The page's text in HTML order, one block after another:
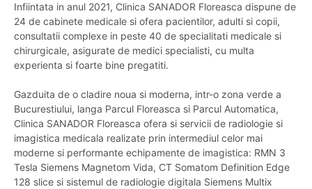
Infiintata in anul 2021, Clinica SANADOR Floreasca dispune de
24 de cabinete medicale si ofera pacientilor, adulti si copii,
consultatii complexe in peste 40 de specialitati medicale si
chirurgicale, asigurate de medici specialisti, cu multa
experienta si foarte bine pregatiti.
Gazduita de o cladire noua si moderna, intr-o zona verde a
Bucurestiului, langa Parcul Floreasca si Parcul Automatica,
Clinica SANADOR Floreasca ofera si servicii de radiologie si
imagistica medicala realizate prin intermediul celor mai
moderne si performante echipamente de imagistica: RMN 3
Tesla Siemens Magnetom Vida, CT Somatom Definition Edge
128 slice si sistemul de radiologie digitala Siemens Multix